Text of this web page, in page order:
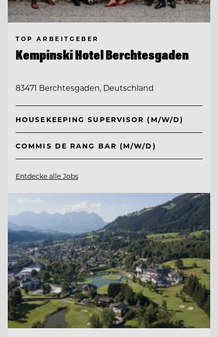
TOP ARBEITGEBER
Kempinski Hotel Berchtesgaden
83471 Berchtesgaden, Deutschland
HOUSEKEEPING SUPERVISOR (M/W/D)
COMMIS DE RANG BAR (M/W/D)
Entdecke alle Jobs